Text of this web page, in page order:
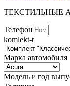
ТЕКСТИЛЬНЫЕ
Телефон
komlekt-t
Марка автомобиля
Модель и год